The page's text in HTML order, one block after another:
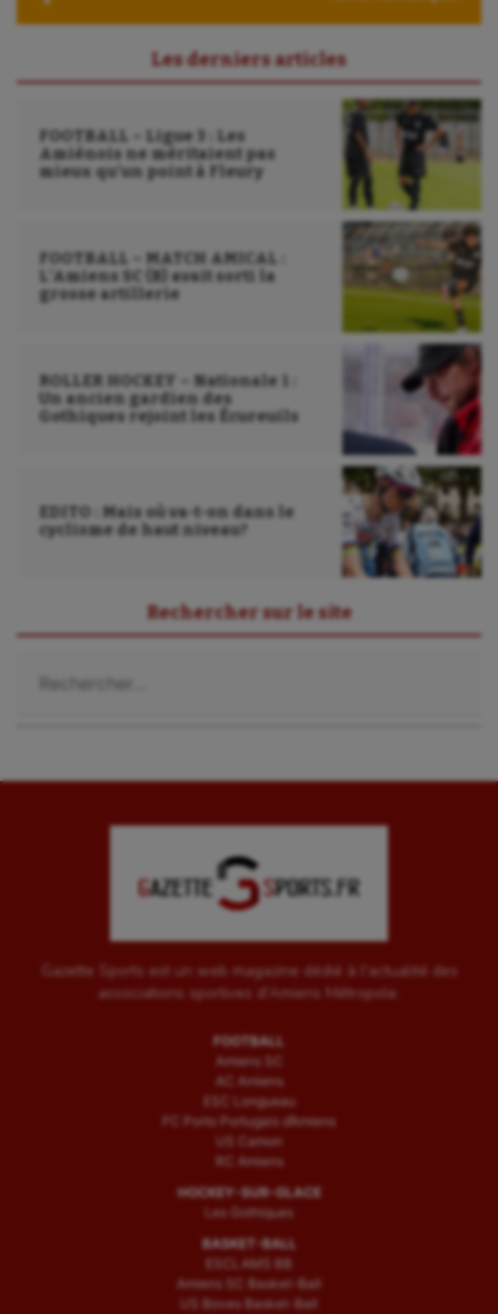
Les derniers articles
FOOTBALL – Ligue 3 : Les
Amiénois ne méritaient pas
mieux qu’un point à Fleury
FOOTBALL – MATCH AMICAL :
L’Amiens SC (B) avait sorti la
grosse artillerie
ROLLER HOCKEY – Nationale 1 :
Un ancien gardien des
Gothiques rejoint les Écureuils
EDITO : Mais où va-t-on dans le
cyclisme de haut niveau?
Rechercher sur le site
Gazette Sports est un web magazine dédié à l'actualité des
associations sportives d'Amiens Métropole.
FOOTBALL
Amiens SC
AC Amiens
ESC Longueau
FC Porto Portugais d’Amiens
US Camon
RC Amiens
HOCKEY-SUR-GLACE
Les Gothiques
BASKET-BALL
ESCLAMS BB
Amiens SC Basket-Ball
US Boves Basket-Ball